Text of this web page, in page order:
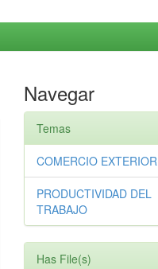
Navegar
Temas
COMERCIO EXTERIOR
PRODUCTIVIDAD DEL
TRABAJO
Has File(s)